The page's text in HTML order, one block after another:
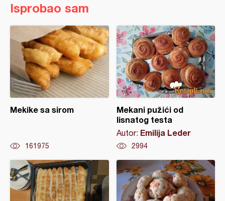
Isprobao sam
Mekike sa sirom
161975
Mekani pužići od
lisnatog testa
Autor: Emilija Leder
2994